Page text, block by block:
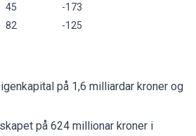
45
-173
82 -125
på 1,6 milliardar kroner og
på 624 millionar kroner i